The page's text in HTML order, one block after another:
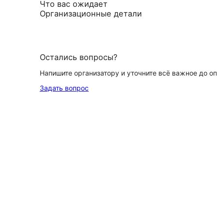
Что вас ожидает
Организационные детали
Остались вопросы?
Напишите организатору и уточните всё важное до
Задать вопрос